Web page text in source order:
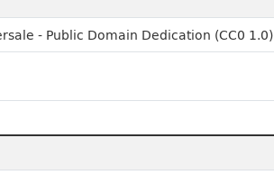
- Public Domain Dedication (CC0 1.0)